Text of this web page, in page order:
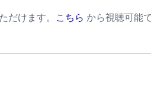
だけます。 こちら から視聴可能で